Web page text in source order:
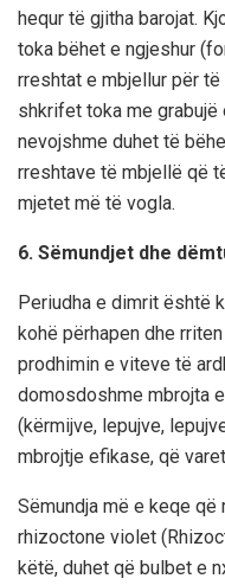
hequr të gjitha barojat.
toka bëhet e ngjeshur
rreshtat e mbjellur për
shkrifet toka me
nevojshme duhet të
rreshtave të mbjellë që
mjetet më të vogla.
6. Sëmundjet dhe
Periudha e dimrit është
kohë përhapen dhe
prodhimin e viteve të
domosdoshme mbrojta
(kërmijve, lepujve,
mbrojtje efikase, që
Sëmundja më e keqe
rhizoctone violet
këtë, duhet që bulbet e